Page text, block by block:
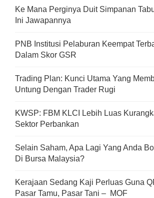
Ke Mana Perginya Duit Simpanan
Ini Jawapannya
PNB Institusi Pelaburan Keempat
Dalam Skor GSR
Trading Plan: Kunci Utama Yang
Untung Dengan Trader Rugi
KWSP: FBM KLCI Lebih Luas
Sektor Perbankan
Selain Saham, Apa Lagi Yang Anda
Di Bursa Malaysia?
Kerajaan Sedang Kaji Perluas Guna
Pasar Tamu, Pasar Tani – MOF